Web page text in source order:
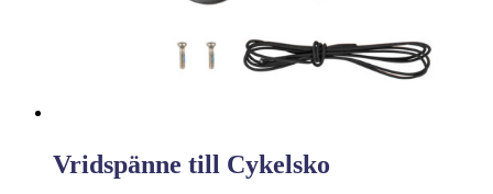
Vridspänne till Cykelsko